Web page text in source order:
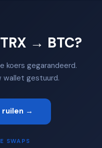
→ BTC?
koers gegarandeerd.
wallet gestuurd.
ruilen →
SWAPS